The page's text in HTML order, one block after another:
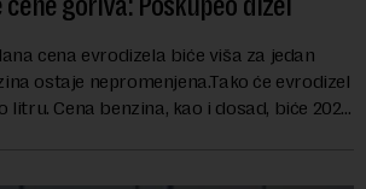
cena evrodizela biće viša za jedan
ostaje nepromenjena.Tako će evrodizel
litru. Cena benzina, kao i dosad, biće 202